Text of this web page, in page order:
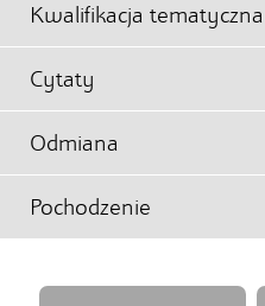
Kwalifikacja tematyczna
Cytaty
Odmiana
Pochodzenie